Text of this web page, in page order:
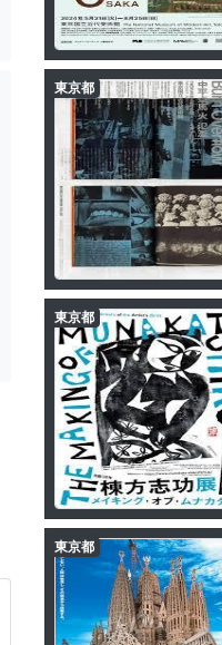
東京都
東京都
東京都